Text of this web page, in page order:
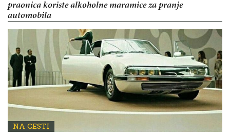
praonica koriste alkoholne maramice za pranje
automobila
NA CESTI